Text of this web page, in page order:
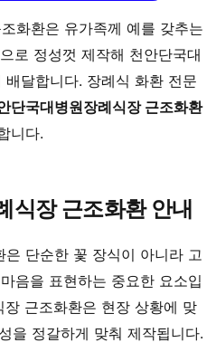
화환은 유가족께 예를 갖추는
로 정성껏 제작해 천안단국대
달합니다. 장례식 화환 전문
단국대병원장례식장 근조화환
니다.
식장 근조화환 안내
단순한 꽃 장식이 아니라 고
음을 표현하는 중요한 요소입
근조화환은 현장 상황에 맞
을 정갈하게 맞춰 제작됩니다.